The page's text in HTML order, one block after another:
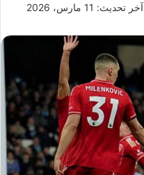
آخر تحديث: 11 مارس، 2026